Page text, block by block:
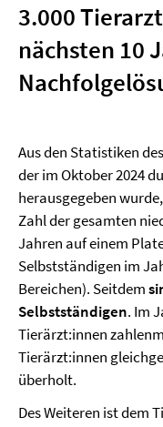
3.000
nächsten 10
Aus den Statistiken
der im Oktober 2024
herausgegeben
Zahl der gesamten
Jahren auf einem
Selbstständigen im
Bereichen). Seitdem
Selbstständigen. Im
Tierärzt:innen
Tierärzt:innen
überholt.
Des Weiteren ist dem